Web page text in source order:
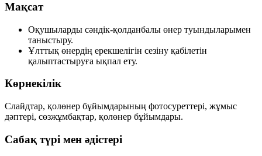
Мақсат
Оқушыларды сәндік-қолданбалы өнер туындыларымен
таныстыру.
Ұлттық өнердің ерекшелігін сезіну қабілетін
қалыптастыруға ықпал ету.
Көрнекілік
Слайдтар, қолөнер бұйымдарының фотосуреттері, жұмыс
дәптері, сөзжұмбақтар, қолөнер бұйымдары.
Сабақ түрі мен әдістері